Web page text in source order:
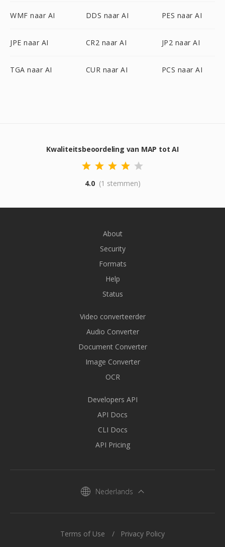
WMF naar AI DDS naar AI PES naar AI
JPE naar AI CR2 naar AI JP2 naar AI
TGA naar AI CUR naar AI PCS naar AI
Kwaliteitsbeoordeling van MAP tot AI
4.0 (1 stemmen)
About
Security
Formats
Help
Status
Video converteerder
Audio Converter
Document Converter
Image Converter
OCR
Developers API
API Docs
CLI Docs
API Pricing
Nederlands
Terms of Use Privacy Policy